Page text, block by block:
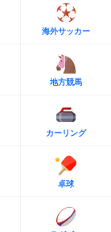
海外サッカー
地方競馬
カーリング
卓球